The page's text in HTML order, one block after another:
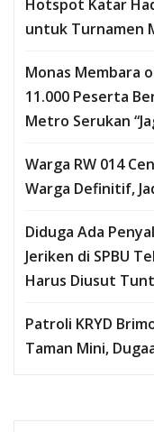
Hotspot Katar
untuk Turnamen
Monas Membara
11.000 Peserta
Metro Serukan
Warga RW 014
Warga Definitif,
Diduga Ada
Jeriken di SPBU
Harus Diusut
Patroli KRYD
Taman Mini,